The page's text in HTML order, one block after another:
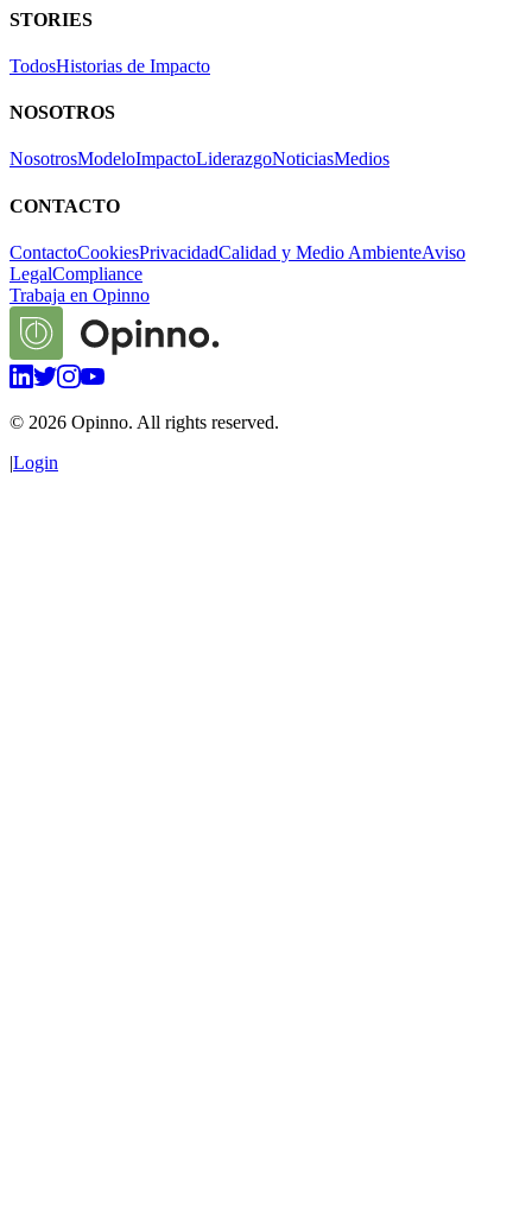
STORIES
TodosHistorias de Impacto
NOSOTROS
NosotrosModeloImpactoLiderazgoNoticiasMedios
CONTACTO
ContactoCookiesPrivacidadCalidad y Medio AmbienteAviso
LegalCompliance
Trabaja en Opinno
© 2026 Opinno. All rights reserved.
|Login